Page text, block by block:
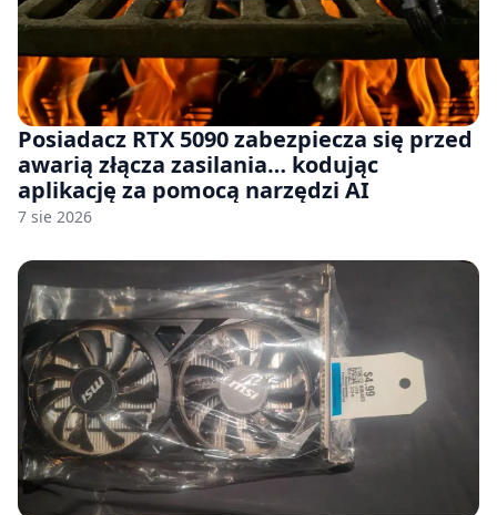
Posiadacz RTX 5090 zabezpiecza się przed
awarią złącza zasilania… kodując
aplikację za pomocą narzędzi AI
7 sie 2026